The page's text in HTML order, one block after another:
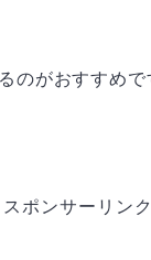
のがおすすめで
スポンサーリンク